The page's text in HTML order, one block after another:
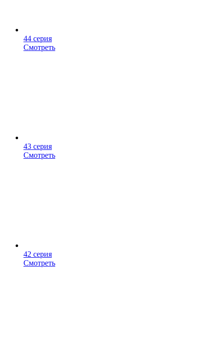
44 серия
Смотреть
43 серия
Смотреть
42 серия
Смотреть